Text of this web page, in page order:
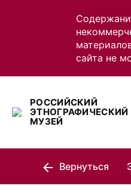
сайта не
РОССИЙСКИЙ
ЭТНОГРАФИЧЕСКИЙ
МУЗЕЙ
Вернуться